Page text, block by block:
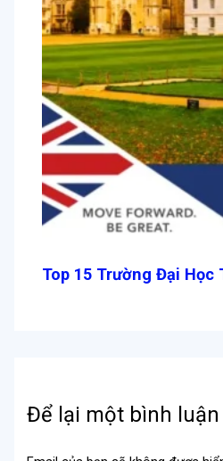
Top 15 Trường Đại Học
Để lại một bình luận